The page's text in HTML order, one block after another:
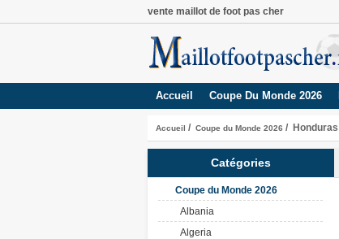
vente maillot de foot pas cher
Accueil Coupe Du Monde 2026
Accueil / Coupe du Monde 2026 / Honduras
Catégories
Coupe du Monde 2026
Albania
Algeria